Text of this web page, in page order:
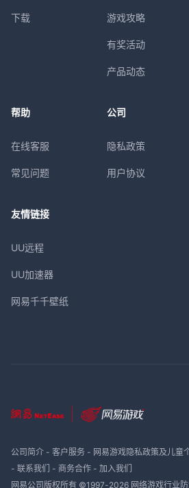
下载 游戏攻略
有奖活动
产品动态
帮助
在线客服
常见问题
公司
隐私政策
用户协议
友情链接
UU远程
UU加速器
网易千千壁纸
公司简介- 客户服务- 网易游戏隐私政策及儿童
- 联系我们 - 商务合作- 加入我们
网易公司版权所有 ©1997-2026 网络游戏行业